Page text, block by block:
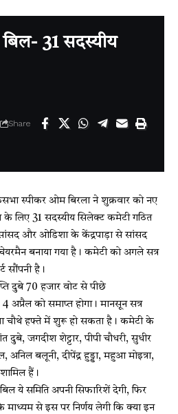
31 सदस्यीय
Share
स्पीकर ओम बिरला ने शुक्रवार को नए
लिए 31 सदस्यीय सिलेक्ट कमेटी गठित
और ओडिशा के केंद्रपाड़ा से सांसद
बनाया गया है। कमेटी को अगले सत्र
सौंपनी है।
दुबे 70 हजार वोट से पीछे
अप्रैल को समाप्त होगा। मानसून सत्र
चौथे हफ्ते में शुरू हो सकता है। कमेटी के
दुबे, जगदीश शेट्टार, पीपी चौधरी, सुधीर
अनिल बलूनी, दीपेंद्र हुड्डा, महुआ मोइत्रा,
हैं।
ये समिति अपनी सिफारिशें देगी, फिर
से इस पर निर्णय लेगी कि क्या इन